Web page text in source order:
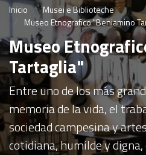
Inicio
Musei e Biblioteche
Museo Etnografico "Beniamino
Museo
Tartaglia"
Entre uno de los más
memoria de la vida, el
sociedad campesina y
cotidiana, humilde y